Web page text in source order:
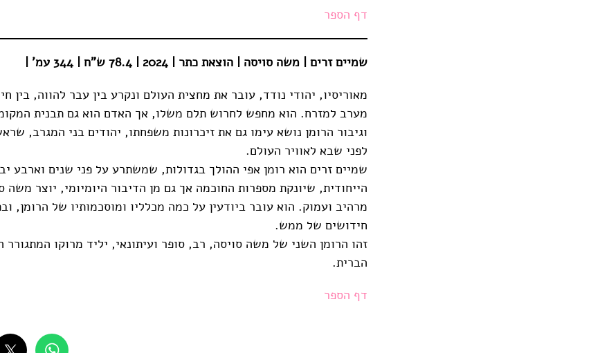
דף הספר
שמיים זרים | משה סויסה | הוצאת כתר | 2024 | 78.4 ש"ח | 344 עמ' |
מאוריסיו, יהודי נודד, עובר את מחצית העולם ונקרע בין עבר להווה, בין
מערב למזרח. הוא מחפש לחרוש תלם משלו, אך האדם הוא גם תבנית
וגיבור הרומן נושא עימו גם את זיכרונות משפחתו, יהודים בני המגרב,
לפני שבא לאוויר העולם.
שמיים זרים הוא רומן אפי ההולך בגדולות, שמשתרע על פני שנים וארבע
הייחודית, שיונקת מספרות החוכמה אך גם מן הדיבור היומיומי, יוצר משה
מרהיב ועמוק. הוא עובר ביודעין על כמה מכלליו ומוסכמותיו של הרומן,
חידושים של ממש.
זהו הרומן השני של משה סויסה, רב, סופר ועיתונאי, יליד מרוקו המתגורר
הברית.
דף הספר